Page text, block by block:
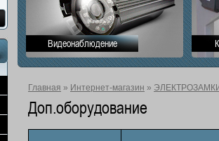
Видеонаблюдение
Главная » Интернет-магазин »
Доп.оборудование